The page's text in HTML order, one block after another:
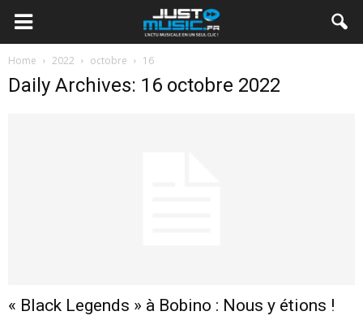
Home 2022 octobre 16
Daily Archives: 16 octobre 2022
« Black Legends » à Bobino : Nous y étions !